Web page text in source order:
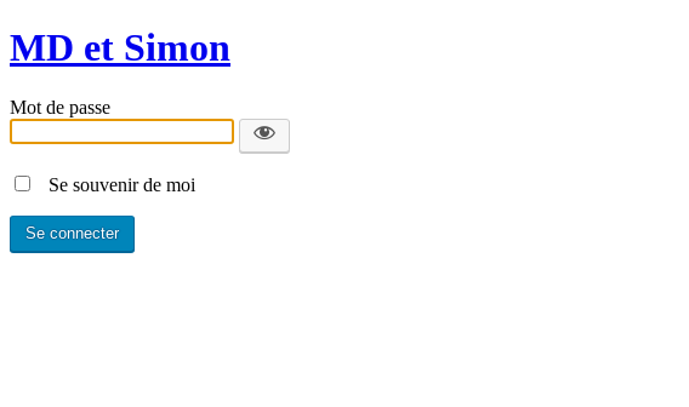
MD et Simon
Mot de passe
Se souvenir de moi